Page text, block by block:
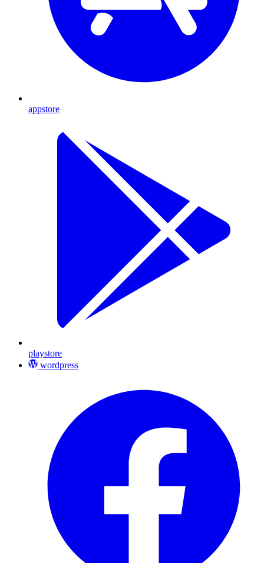
appstore
playstore
wordpress